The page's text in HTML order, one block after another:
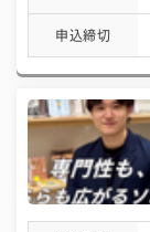
申込締切